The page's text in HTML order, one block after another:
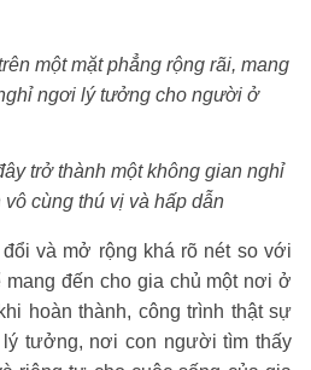
một mặt phẳng rộng rãi, mang
ngơi lý tưởng cho người ở
trở thành một không gian nghỉ
cùng thú vị và hấp dẫn
và mở rộng khá rõ nét so với
mang đến cho gia chủ một nơi ở
hoàn thành, công trình thật sự
lý tưởng, nơi con người tìm thấy